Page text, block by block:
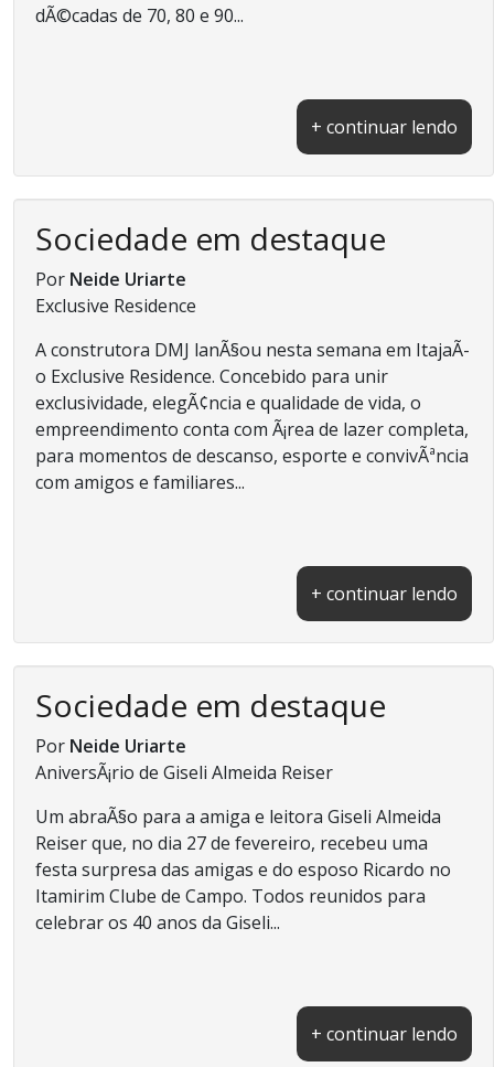
dÃ©cadas de 70, 80 e 90...
+ continuar lendo
Sociedade em destaque
Por Neide Uriarte
Exclusive Residence
A construtora DMJ lanÃ§ou nesta semana em ItajaÃ­
o Exclusive Residence. Concebido para unir
exclusividade, elegÃ¢ncia e qualidade de vida, o
empreendimento conta com Ã¡rea de lazer completa,
para momentos de descanso, esporte e convivÃªncia
com amigos e familiares...
+ continuar lendo
Sociedade em destaque
Por Neide Uriarte
AniversÃ¡rio de Giseli Almeida Reiser
Um abraÃ§o para a amiga e leitora Giseli Almeida
Reiser que, no dia 27 de fevereiro, recebeu uma
festa surpresa das amigas e do esposo Ricardo no
Itamirim Clube de Campo. Todos reunidos para
celebrar os 40 anos da Giseli...
+ continuar lendo